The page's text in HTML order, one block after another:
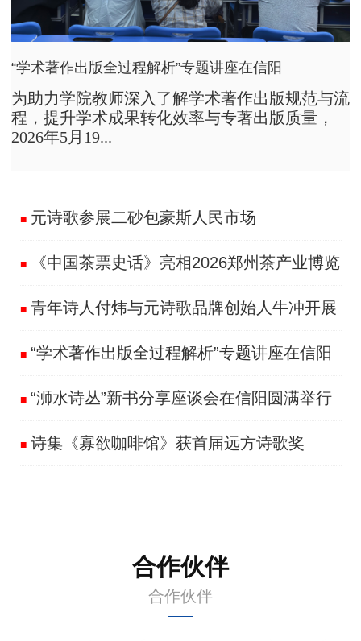
“学术著作出版全过程解析”专题讲座在信阳
为助力学院教师深入了解学术著作出版规范与流
程，提升学术成果转化效率与专著出版质量，
2026年5月19...
■ 元诗歌参展二砂包豪斯人民市场
■ 《中国茶票史话》亮相2026郑州茶产业博览
会
■ 青年诗人付炜与元诗歌品牌创始人牛冲开展
直播对话
■ “学术著作出版全过程解析”专题讲座在信阳
航空职业学院成功举
■ “浉水诗丛”新书分享座谈会在信阳圆满举行
■ 诗集《寡欲咖啡馆》获首届远方诗歌奖
合作伙伴
合作伙伴